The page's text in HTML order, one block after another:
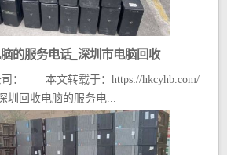
的服务电话_深圳市电脑回收
司： 本文转载于：https://hkcyhb.com/
圳回收电脑的服务电...